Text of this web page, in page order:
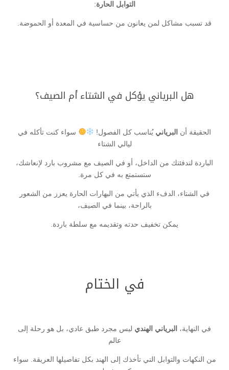
التوابل الحارة:
قد تسبب مشاكل لمن يعانون من حساسية في المعدة أو الحموضة.
هل البرياني يؤكل في الشتاء أم الصيف؟
الحقيقة أن البرياني يُناسب كل الفصول!
سواء كنت تأكله في
ليالي الشتاء
الباردة لتدفئتك من الداخل، أو في الصيف مع مشروب بارد لإنعاشك،
ستستمتع به في كل مرة.
في الشتاء، الدفء الذي يأتي من البهارات الحارة يعزز من الشعور
بالراحة، بينما في الصيف،
يمكن تخفيف حدته وتقديمه مع سلطة باردة.
في الختام
في النهاية، البرياني الهندي ليس مجرد طبق عادي، بل هو رحلة إلى
عالم
من النكهات والتوابل التي تأخذك إلى الهند بكل تفاصيلها العريقة. سواء